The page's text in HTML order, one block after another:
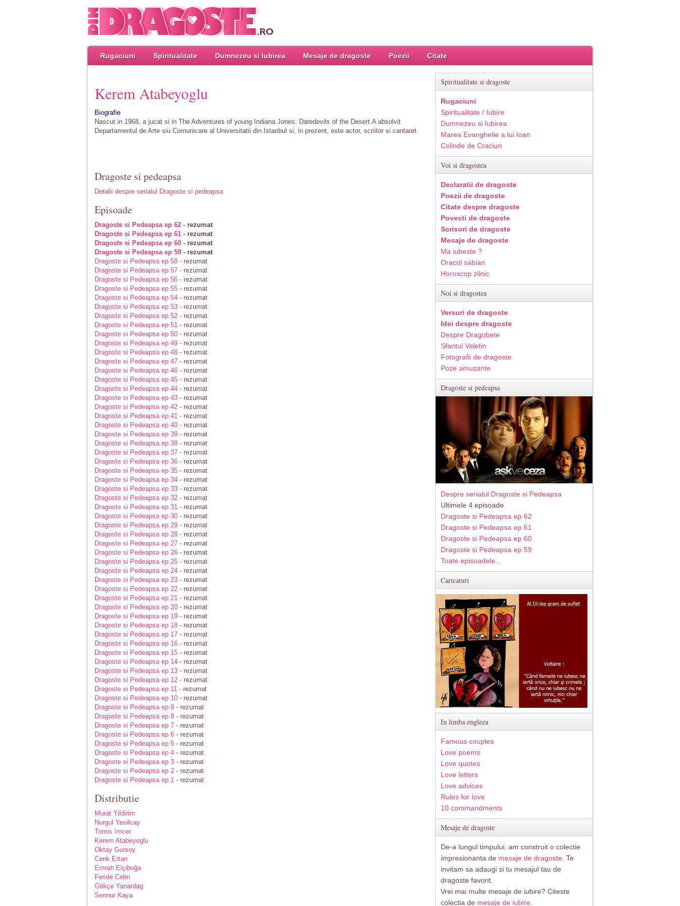
Rugaciuni Spiritualitate Dumnezeu si Iubirea Mesaje de dragoste Poezii Citate
Kerem Atabeyoglu
Biografie
Nascut in 1968, a jucat si in The Adventures of young Indiana Jones: Daredevils of the Desert.A absolvit
Departamentul de Arte siu Comunicare al Universitatii din Istanbul si, in prezent, este actor, scriitor si cantaret.
Dragoste si pedeapsa
Detalii despre serialul Dragoste si pedeapsa
Episoade
Dragoste si Pedeapsa ep 62 - rezumat
Dragoste si Pedeapsa ep 61 - rezumat
Dragoste si Pedeapsa ep 60 - rezumat
Dragoste si Pedeapsa ep 59 - rezumat
Dragoste si Pedeapsa ep 58 - rezumat
Dragoste si Pedeapsa ep 57 - rezumat
Dragoste si Pedeapsa ep 56 - rezumat
Dragoste si Pedeapsa ep 55 - rezumat
Dragoste si Pedeapsa ep 54 - rezumat
Dragoste si Pedeapsa ep 53 - rezumat
Dragoste si Pedeapsa ep 52 - rezumat
Dragoste si Pedeapsa ep 51 - rezumat
Dragoste si Pedeapsa ep 50 - rezumat
Dragoste si Pedeapsa ep 49 - rezumat
Dragoste si Pedeapsa ep 48 - rezumat
Dragoste si Pedeapsa ep 47 - rezumat
Dragoste si Pedeapsa ep 46 - rezumat
Dragoste si Pedeapsa ep 45 - rezumat
Dragoste si Pedeapsa ep 44 - rezumat
Dragoste si Pedeapsa ep 43 - rezumat
Dragoste si Pedeapsa ep 42 - rezumat
Dragoste si Pedeapsa ep 41 - rezumat
Dragoste si Pedeapsa ep 40 - rezumat
Dragoste si Pedeapsa ep 39 - rezumat
Dragoste si Pedeapsa ep 38 - rezumat
Dragoste si Pedeapsa ep 37 - rezumat
Dragoste si Pedeapsa ep 36 - rezumat
Dragoste si Pedeapsa ep 35 - rezumat
Dragoste si Pedeapsa ep 34 - rezumat
Dragoste si Pedeapsa ep 33 - rezumat
Dragoste si Pedeapsa ep 32 - rezumat
Dragoste si Pedeapsa ep 31 - rezumat
Dragoste si Pedeapsa ep 30 - rezumat
Dragoste si Pedeapsa ep 29 - rezumat
Dragoste si Pedeapsa ep 28 - rezumat
Dragoste si Pedeapsa ep 27 - rezumat
Dragoste si Pedeapsa ep 26 - rezumat
Dragoste si Pedeapsa ep 25 - rezumat
Dragoste si Pedeapsa ep 24 - rezumat
Dragoste si Pedeapsa ep 23 - rezumat
Dragoste si Pedeapsa ep 22 - rezumat
Dragoste si Pedeapsa ep 21 - rezumat
Dragoste si Pedeapsa ep 20 - rezumat
Dragoste si Pedeapsa ep 19 - rezumat
Dragoste si Pedeapsa ep 18 - rezumat
Dragoste si Pedeapsa ep 17 - rezumat
Dragoste si Pedeapsa ep 16 - rezumat
Dragoste si Pedeapsa ep 15 - rezumat
Dragoste si Pedeapsa ep 14 - rezumat
Dragoste si Pedeapsa ep 13 - rezumat
Dragoste si Pedeapsa ep 12 - rezumat
Dragoste si Pedeapsa ep 11 - rezumat
Dragoste si Pedeapsa ep 10 - rezumat
Dragoste si Pedeapsa ep 9 - rezumat
Dragoste si Pedeapsa ep 8 - rezumat
Dragoste si Pedeapsa ep 7 - rezumat
Dragoste si Pedeapsa ep 6 - rezumat
Dragoste si Pedeapsa ep 5 - rezumat
Dragoste si Pedeapsa ep 4 - rezumat
Dragoste si Pedeapsa ep 3 - rezumat
Dragoste si Pedeapsa ep 2 - rezumat
Dragoste si Pedeapsa ep 1 - rezumat
Distributie
Murat Yildirim
Nurgul Yesilcay
Tomis Imcer
Kerem Atabeyoglu
Oktay Gursoy
Cenk Ertan
Emrah Elçiboğa
Feride Cetin
Gökçe Yanardag
Sennur Kaya
Spiritualitate si dragoste
Rugaciuni
Spiritualitate / Iubire
Dumnezeu si Iubirea
Marea Evanghelie a lui Ioan
Colinde de Craciun
Voi si dragostea
Declaratii de dragoste
Poezii de dragoste
Citate despre dragoste
Povesti de dragoste
Scrisori de dragoste
Mesaje de dragoste
Ma iubeste ?
Oracol sabian
Horoscop zilnic
Noi si dragostea
Versuri de dragoste
Idei despre dragoste
Despre Dragobete
Sfantul Valetin
Fotografii de dragoste
Poze amuzante
Dragoste si pedeapsa
Despre serialul Dragoste si Pedeapsa
Ultimele 4 episoade
Dragoste si Pedeapsa ep 62
Dragoste si Pedeapsa ep 61
Dragoste si Pedeapsa ep 60
Dragoste si Pedeapsa ep 59
Toate episoadele...
Caricaturi
In limba engleza
Famous couples
Love poems
Love quotes
Love letters
Love advices
Rules for love
10 commandments
Mesaje de dragoste
De-a lungul timpului, am construit o colectie
impresionanta de mesaje de dragoste . Te
invitam sa adaugi si tu mesajul tau de
dragoste favorit.
Vrei mai multe mesaje de iubire? Citeste
colectia de mesaje de iubire.